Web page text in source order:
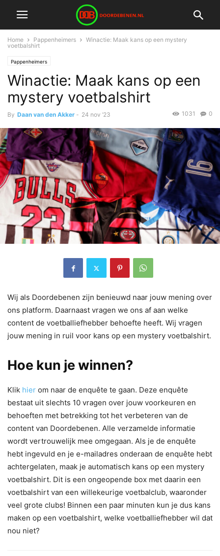
Home Pappenheimers
Winactie: Maak kans op een mystery
voetbalshirt
Pappenheimers
Winactie: Maak kans op een
mystery voetbalshirt
By Daan van den Akker - 24 nov ’23 0
1031
Wij als Doordebenen zijn benieuwd naar jouw mening over
ons platform. Daarnaast vragen we ons af aan welke
content de voetballiefhebber behoefte heeft. Wij vragen
jouw mening in ruil voor kans op een mystery voetbalshirt.
Hoe kun je winnen?
Klik hier om naar de enquête te gaan. Deze enquête
bestaat uit slechts 10 vragen over jouw voorkeuren en
behoeften met betrekking tot het verbeteren van de
content van Doordebenen. Alle verzamelde informatie
wordt vertrouwelijk mee omgegaan. Als je de enquête
hebt ingevuld en je e-mailadres onderaan de enquête hebt
achtergelaten, maak je automatisch kans op een mystery
voetbalshirt. Dit is een ongeopende box met daarin een
voetbalshirt van een willekeurige voetbalclub, waaronder
veel grote clubs! Binnen een paar minuten kun je dus kans
maken op een voetbalshirt, welke voetballiefhebber wil dat
nou niet?